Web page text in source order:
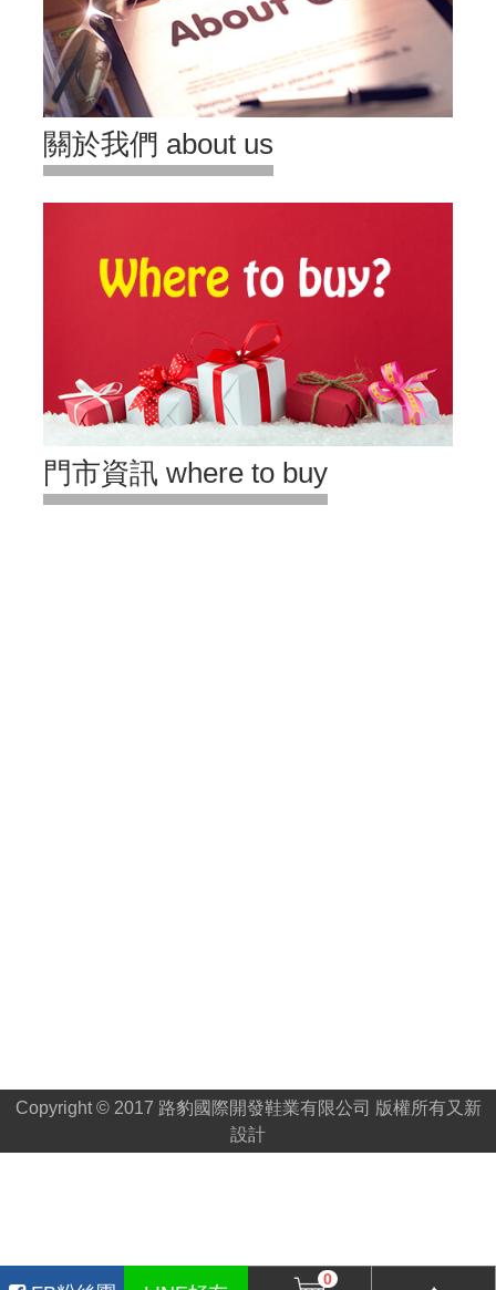
關於我們 about us
門市資訊 where to buy
Copyright © 2017 路豹國際開發鞋業有限公司 版權所有又新
設計
0